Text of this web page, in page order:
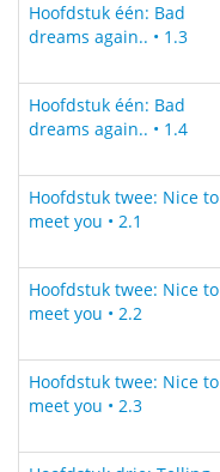
Hoofdstuk één: Bad
dreams again.. • 1.3
Hoofdstuk één: Bad
dreams again.. • 1.4
Hoofdstuk twee: Nice to
meet you • 2.1
Hoofdstuk twee: Nice to
meet you • 2.2
Hoofdstuk twee: Nice to
meet you • 2.3